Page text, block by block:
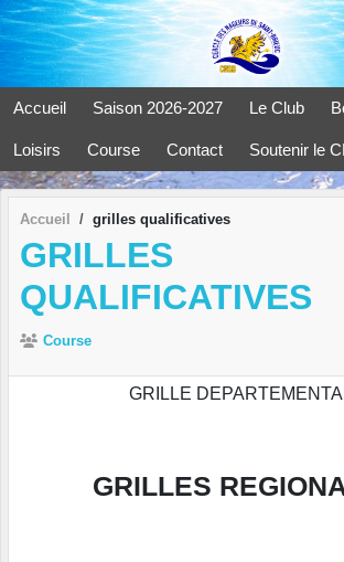
Accueil Saison 2026-2027 Le Club
Loisirs Course Contact Soutenir le
Accueil grilles qualificatives
GRILLES
QUALIFICATIVES
Course
GRILLE
GRILLES
Panneau de gestion des cookies